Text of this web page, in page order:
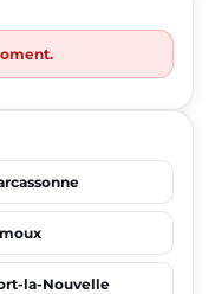
la-Nouvelle